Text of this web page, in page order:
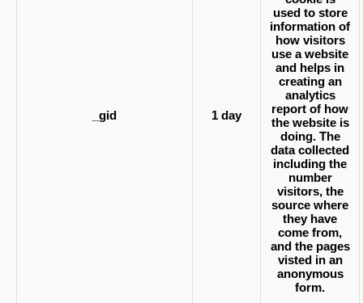
_gid 1 day
used to store
information of
how visitors
use a website
and helps in
creating an
analytics
report of how
the website is
doing. The
data collected
including the
number
visitors, the
source where
they have
come from,
and the pages
visted in an
anonymous
form.